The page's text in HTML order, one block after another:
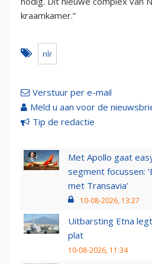
kraamkamer.”
nlr
Verstuur per e-mail
Meld u aan voor de
Tip de redactie
Met Apollo gaat
segment focussen:
met Transavia’
10-08-2026, 13:27
Uitbarsting Etna
plat
10-08-2026, 11:34